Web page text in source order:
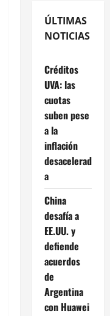
ÚLTIMAS
NOTICIAS
Créditos
UVA: las
cuotas
suben pese
a la
inflación
desacelerad
a
China
desafía a
EE.UU. y
defiende
acuerdos
de
Argentina
con Huawei